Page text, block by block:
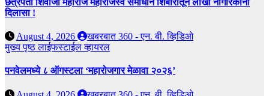
दिलासा !
August 4, 2026
खबरबात 360 - एन. बी. व्हिडिओ
मुख्य पृष्ठलाईफस्टाईलव्हायरल
पनवेलमध्ये ८ ऑगस्टला ‘महारोजगार मेळावा २०२६’